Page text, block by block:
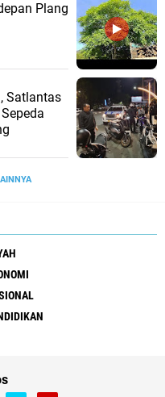
Plang
Satlantas